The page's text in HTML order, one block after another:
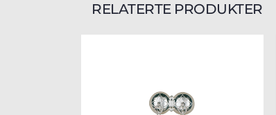
RELATERTE PRODUKTER